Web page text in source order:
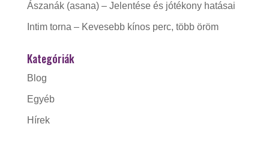
Ászanák (asana) – Jelentése és jótékony hatásai
Intim torna – Kevesebb kínos perc, több öröm
Kategóriák
Blog
Egyéb
Hírek